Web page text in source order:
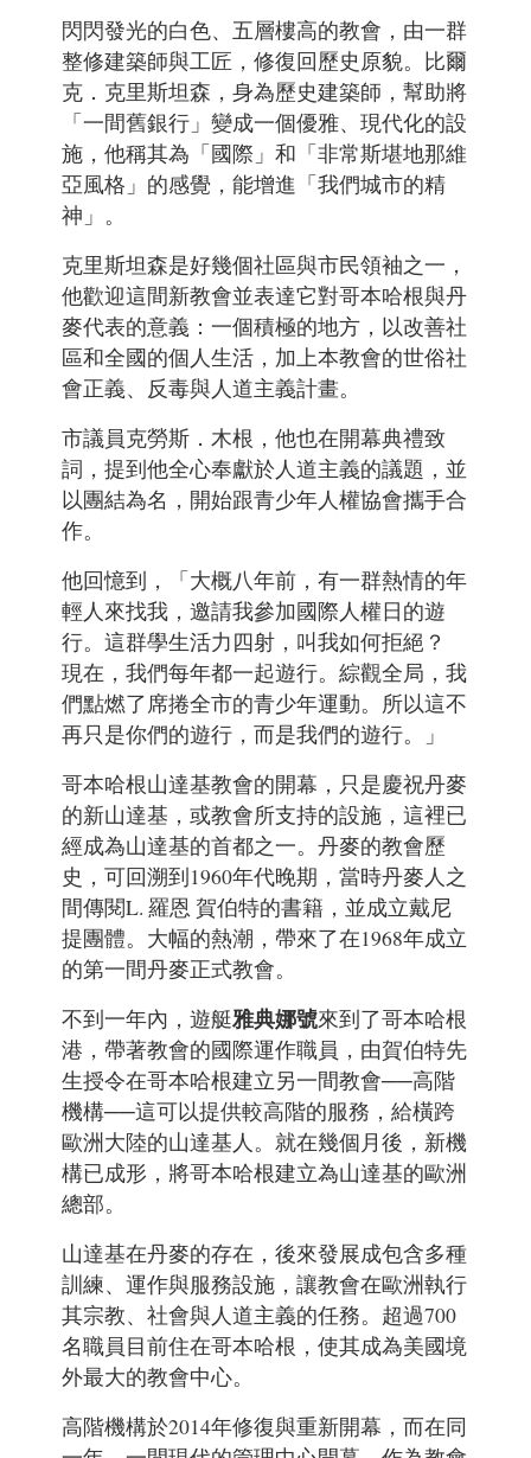
閃閃發光的白色、五層樓高的教會，由一群
整修建築師與工匠，修復回歷史原貌。比爾
克．克里斯坦森，身為歷史建築師，幫助將
「一間舊銀行」變成一個優雅、現代化的設
施，他稱其為「國際」和「非常斯堪地那維
亞風格」的感覺，能增進「我們城市的精
神」。
克里斯坦森是好幾個社區與市民領袖之一，
他歡迎這間新教會並表達它對哥本哈根與丹
麥代表的意義：一個積極的地方，以改善社
區和全國的個人生活，加上本教會的世俗社
會正義、反毒與人道主義計畫。
市議員克勞斯．木根，他也在開幕典禮致
詞，提到他全心奉獻於人道主義的議題，並
以團結為名，開始跟青少年人權協會攜手合
作。
他回憶到，「大概八年前，有一群熱情的年
輕人來找我，邀請我參加國際人權日的遊
行。這群學生活力四射，叫我如何拒絕？
現在，我們每年都一起遊行。綜觀全局，我
們點燃了席捲全市的青少年運動。所以這不
再只是你們的遊行，而是我們的遊行。」
哥本哈根山達基教會的開幕，只是慶祝丹麥
的新山達基，或教會所支持的設施，這裡已
經成為山達基的首都之一。丹麥的教會歷
史，可回溯到1960年代晚期，當時丹麥人之
間傳閱L. 羅恩 賀伯特的書籍，並成立戴尼
提團體。大幅的熱潮，帶來了在1968年成立
的第一間丹麥正式教會。
不到一年內，遊艇雅典娜號來到了哥本哈根
港，帶著教會的國際運作職員，由賀伯特先
生授令在哥本哈根建立另一間教會──高階
機構──這可以提供較高階的服務，給橫跨
歐洲大陸的山達基人。就在幾個月後，新機
構已成形，將哥本哈根建立為山達基的歐洲
總部。
山達基在丹麥的存在，後來發展成包含多種
訓練、運作與服務設施，讓教會在歐洲執行
其宗教、社會與人道主義的任務。超過700
名職員目前住在哥本哈根，使其成為美國境
外最大的教會中心。
高階機構於2014年修復與重新開幕，而在同